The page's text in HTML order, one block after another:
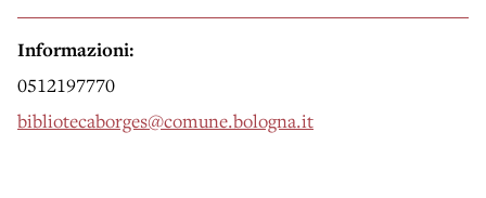
Informazioni:
0512197770
bibliotecaborges@comune.bologna.it